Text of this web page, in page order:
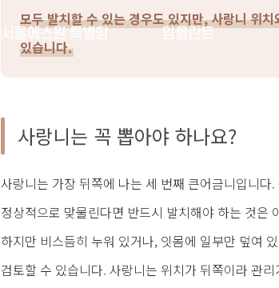
모두 발치할 수 있는 경우도 있지만, 사랑니 위
있습니다.
사랑니는 꼭 뽑아야 하나요?
사랑니는 가장 뒤쪽에 나는 세 번째 큰어금니입니
정상적으로 맞물린다면 반드시 발치해야 하는 것은
하지만 비스듬히 누워 있거나, 잇몸에 일부만 덮여
검토할 수 있습니다. 사랑니는 위치가 뒤쪽이라 관